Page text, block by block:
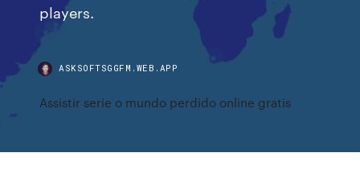
players.
ASKSOFTSGGFM.WEB.APP
Assistir serie o mundo perdido online gratis